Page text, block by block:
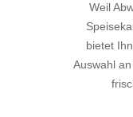
Weil
bietet
Auswahl